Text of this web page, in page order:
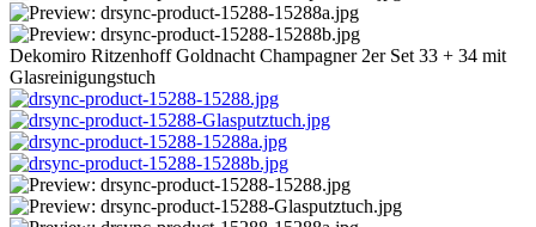
Dekomiro Ritzenhoff Goldnacht Champagner 2er Set 33 + 34 mit
Glasreinigungstuch